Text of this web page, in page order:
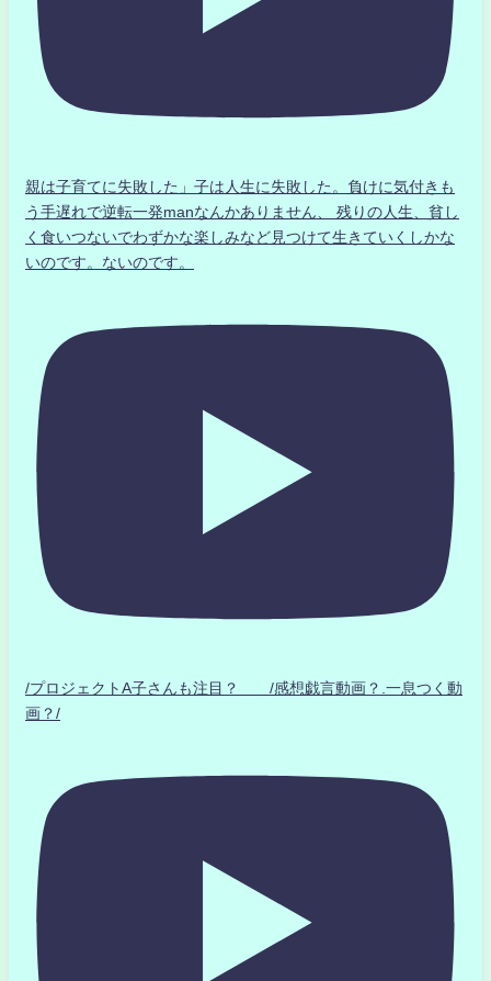
親は子育てに失敗した」子は人生に失敗した。負けに気付きも
う手遅れで逆転一発manなんかありません、 残りの人生、貧し
く食いつないでわずかな楽しみなど見つけて生きていくしかな
いのです。ないのです。
/プロジェクトA子さんも注目？ /感想戯言動画？.一息つく動
画？/